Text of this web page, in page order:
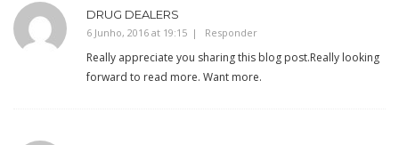
DRUG DEALERS
6 Junho, 2016 at 19:15 Responder
Really appreciate you sharing this blog post.Really looking
forward to read more. Want more.